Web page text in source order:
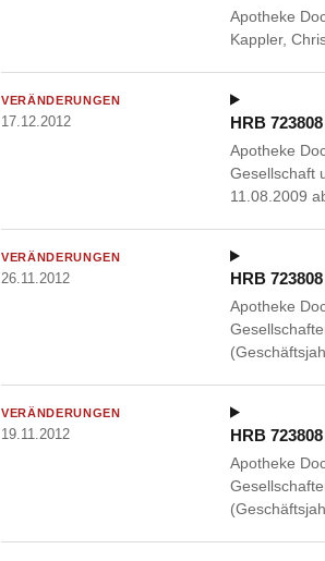
Apotheke
Kappler,
VERÄNDERUNGEN
17.12.2012 HRB 723808
Apotheke
Gesellschaft
11.08.2009
VERÄNDERUNGEN
26.11.2012 HRB 723808
Apotheke
VERÄNDERUNGEN
19.11.2012 HRB 723808
Apotheke